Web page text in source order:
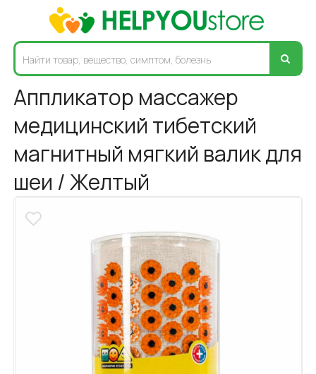
Аппликатор массажер
медицинский тибетский
магнитный мягкий валик для
шеи / Желтый